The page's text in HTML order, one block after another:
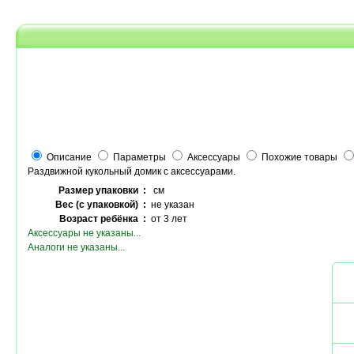
Описание Параметры Аксессуары Похожие товары
Раздвижной кукольный домик с аксессуарами.
Размер упаковки : см
Вес (с упаковкой) : не указан
Возраст ребёнка : от 3 лет
Аксессуары не указаны...
Аналоги не указаны...